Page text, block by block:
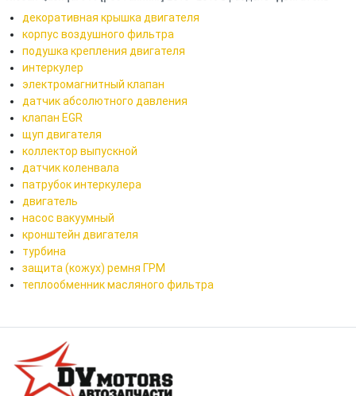
декоративная крышка двигателя
корпус воздушного фильтра
подушка крепления двигателя
интеркулер
электромагнитный клапан
датчик абсолютного давления
клапан EGR
щуп двигателя
коллектор выпускной
датчик коленвала
патрубок интеркулера
двигатель
насос вакуумный
кронштейн двигателя
турбина
защита (кожух) ремня ГРМ
теплообменник масляного фильтра